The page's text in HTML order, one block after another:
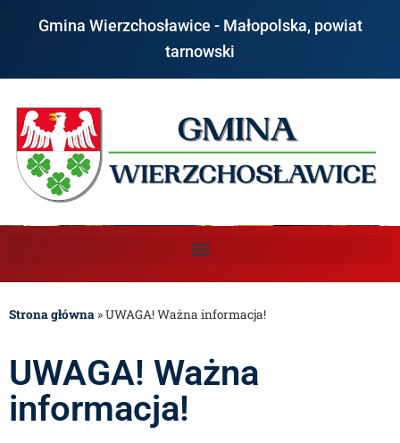
Gmina Wierzchosławice - Małopolska, powiat
tarnowski
Strona główna »UWAGA! Ważna informacja!
UWAGA! Ważna
informacja!